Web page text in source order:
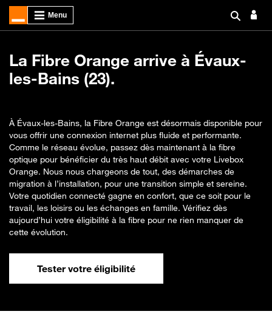
La Fibre Orange arrive à Évaux-
les-Bains (23).
À Évaux-les-Bains, la Fibre Orange est désormais disponible pour
vous offrir une connexion internet plus fluide et performante.
Comme le réseau évolue, passez dès maintenant à la fibre
optique pour bénéficier du très haut débit avec votre Livebox
Orange. Nous nous chargeons de tout, des démarches de
migration à l’installation, pour une transition simple et sereine.
Votre quotidien connecté gagne en confort, que ce soit pour le
travail, les loisirs ou les échanges en famille. Vérifiez dès
aujourd’hui votre éligibilité à la fibre pour ne rien manquer de
cette évolution.
Tester votre éligibilité